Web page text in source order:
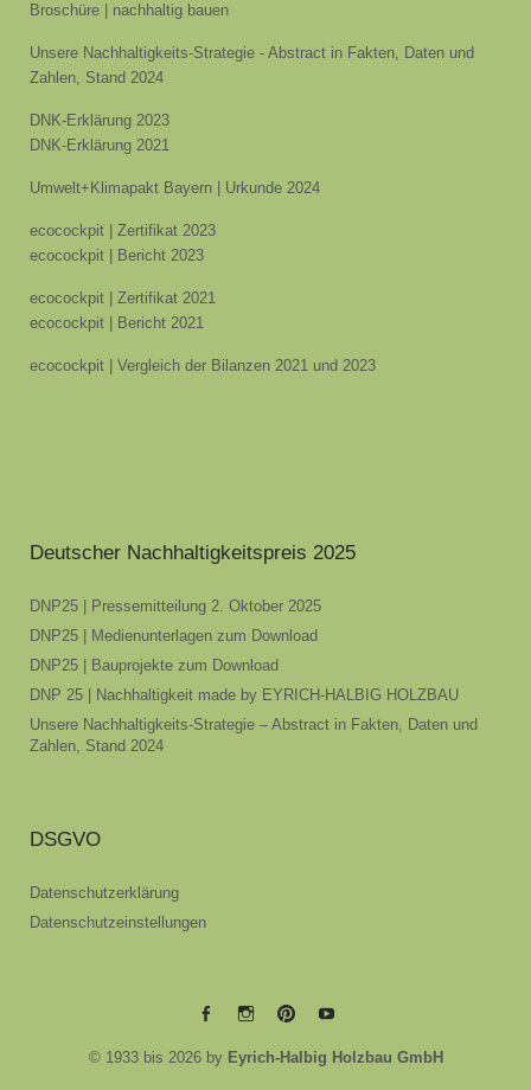
Broschüre | nachhaltig bauen
Unsere Nachhaltigkeits-Strategie - Abstract in Fakten, Daten und
Zahlen, Stand 2024
DNK-Erklärung 2023
DNK-Erklärung 2021
Umwelt+Klimapakt Bayern | Urkunde 2024
ecocockpit | Zertifikat 2023
ecocockpit | Bericht 2023
ecocockpit | Zertifikat 2021
ecocockpit | Bericht 2021
ecocockpit | Vergleich der Bilanzen 2021 und 2023
Deutscher Nachhaltigkeitspreis 2025
DNP25 | Pressemitteilung 2. Oktober 2025
DNP25 | Medienunterlagen zum Download
DNP25 | Bauprojekte zum Download
DNP 25 | Nachhaltigkeit made by EYRICH-HALBIG HOLZBAU
Unsere Nachhaltigkeits-Strategie – Abstract in Fakten, Daten und
Zahlen, Stand 2024
DSGVO
Datenschutzerklärung
Datenschutzeinstellungen
EYRICH-EYRICH-EYRICH-EYRICH-
© 1933 bis 2026 by Eyrich-Halbig Holzbau GmbH